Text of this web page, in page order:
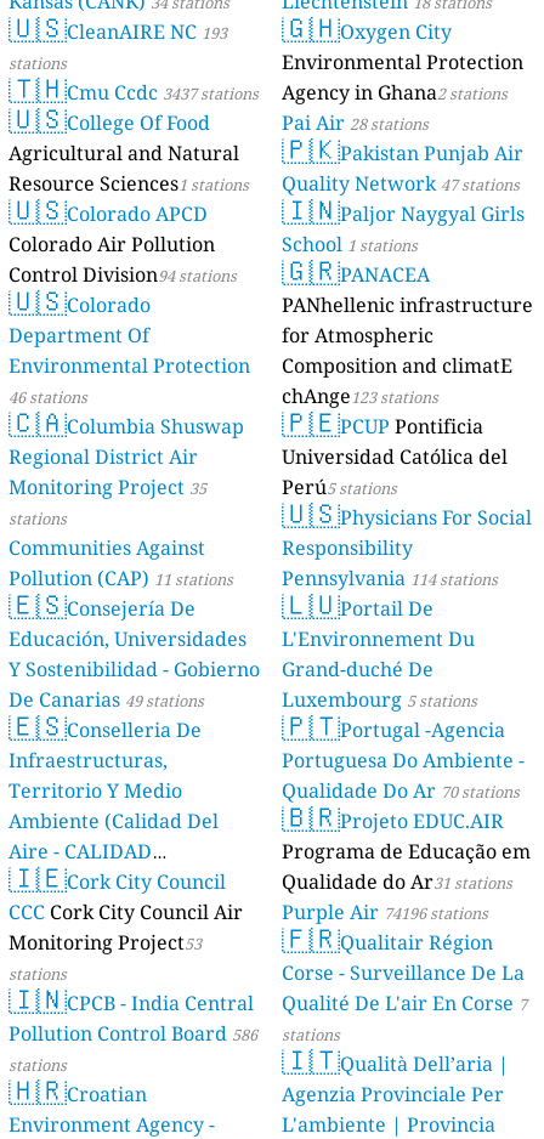
🇺🇸CleanAIRE NC 193
stations
🇹🇭Cmu Ccdc 3437 stations
🇺🇸College Of Food
Agricultural and Natural
Resource Sciences1 stations
🇺🇸Colorado APCD
Colorado Air Pollution
Control Division94 stations
🇺🇸Colorado
Department Of
Environmental Protection
46 stations
🇨🇦Columbia Shuswap
Regional District Air
Monitoring Project 35
stations
Communities Against
Pollution (CAP) 11 stations
🇪🇸Consejería De
Educación, Universidades
Y Sostenibilidad - Gobierno
De Canarias 49 stations
🇪🇸Conselleria De
Infraestructuras,
Territorio Y Medio
Ambiente (Calidad Del
Aire - CALIDAD
AMBIENTAL) 23 stations
🇮🇪Cork City Council
CCC Cork City Council Air
Monitoring Project53
stations
🇮🇳CPCB - India Central
Pollution Control Board 586
stations
🇭🇷Croatian
Environment Agency -
🇬🇭Oxygen City
Environmental Protection
Agency in Ghana2 stations
Pai Air 28 stations
🇵🇰Pakistan Punjab Air
Quality Network 47 stations
🇮🇳Paljor Naygyal Girls
School 1 stations
🇬🇷PANACEA
PANhellenic infrastructure
for Atmospheric
Composition and climatE
chAnge123 stations
🇵🇪PCUP Pontificia
Universidad Católica del
Perú5 stations
🇺🇸Physicians For Social
Responsibility
Pennsylvania 114 stations
🇱🇺Portail De
L'Environnement Du
Grand-duché De
Luxembourg 5 stations
🇵🇹Portugal -Agencia
Portuguesa Do Ambiente -
Qualidade Do Ar 70 stations
🇧🇷Projeto EDUC.AIR
Programa de Educação em
Qualidade do Ar31 stations
Purple Air 74196 stations
🇫🇷Qualitair Région
Corse - Surveillance De La
Qualité De L'air En Corse 7
stations
🇮🇹Qualità Dell’aria |
Agenzia Provinciale Per
L'ambiente | Provincia